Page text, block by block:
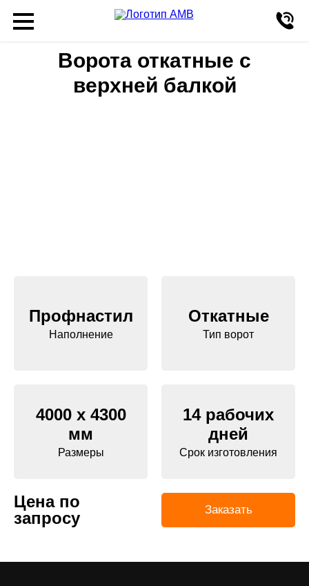
Ворота откатные с
верхней балкой
Профнастил
Наполнение
Откатные
Тип ворот
4000 х 4300
мм
Размеры
14 рабочих
дней
Срок изготовления
Цена по
запросу
Заказать